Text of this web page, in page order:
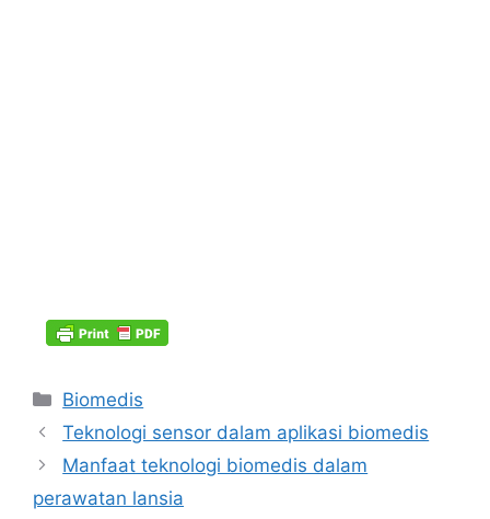
Kategori
Biomedis
Teknologi sensor dalam aplikasi biomedis
Manfaat teknologi biomedis dalam
perawatan lansia